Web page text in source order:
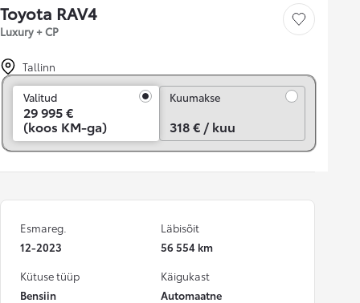
Toyota RAV4
Luxury + CP
Salvesta
Tallinn
Valitud
29 995 €
(koos KM-ga)
Kuumakse
318 € / kuu
Esmareg.
12-2023
Läbisõit
56 554 km
Kütuse tüüp
Bensiin
Käigukast
Automaatne